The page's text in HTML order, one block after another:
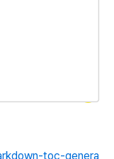
toc-genera